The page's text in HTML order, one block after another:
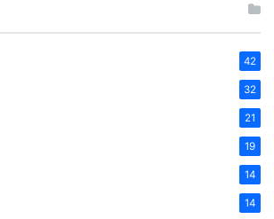
42
32
21
19
14
14